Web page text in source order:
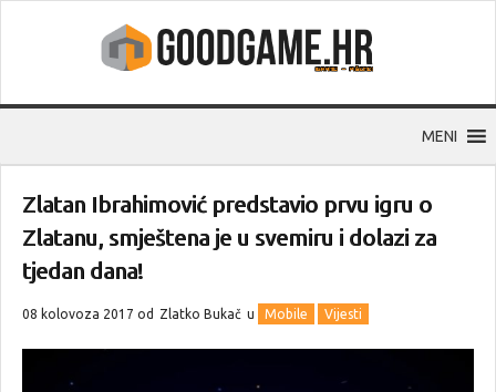
MENI
Zlatan Ibrahimović predstavio prvu igru o
Zlatanu, smještena je u svemiru i dolazi za
tjedan dana!
08 kolovoza 2017 od Zlatko Bukač u Mobile Vijesti